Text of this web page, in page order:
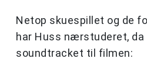
Netop skuespillet og de
har Huss nærstuderet, da
soundtracket til filmen: